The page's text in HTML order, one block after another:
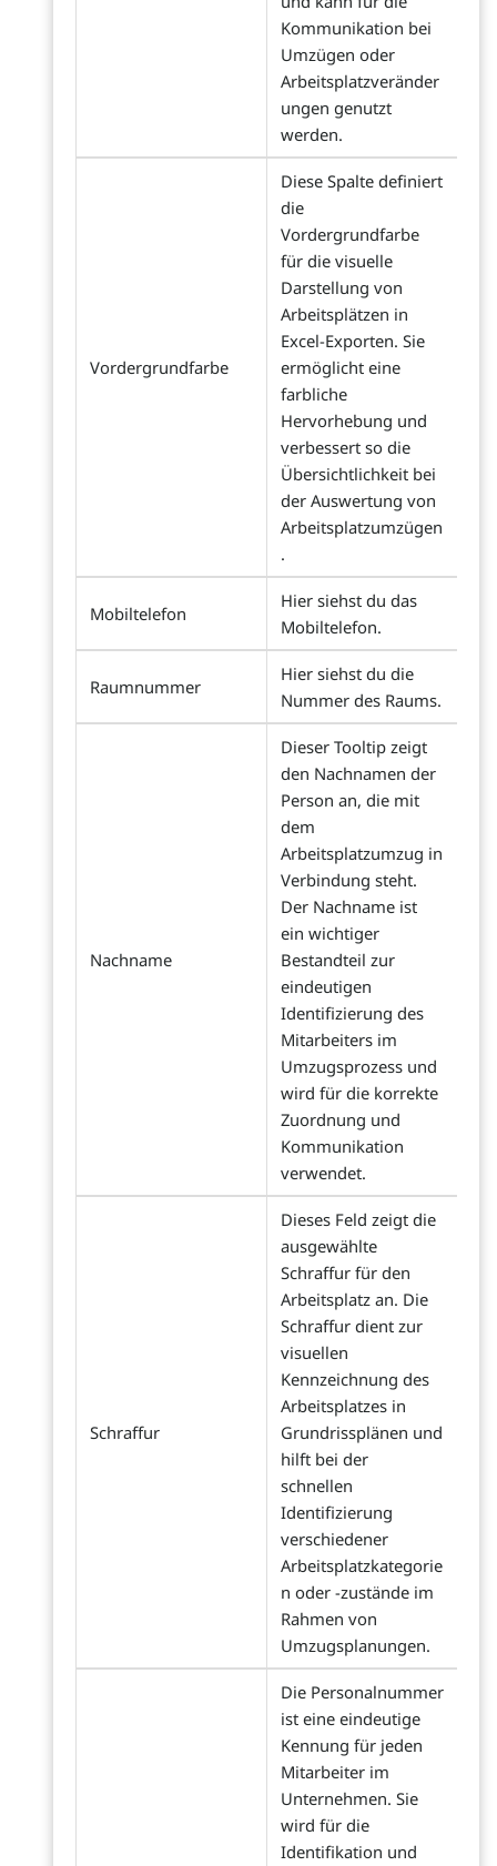
Kommunikation bei
Umzügen oder
Arbeitsplatzveränder
ungen genutzt
werden.
Vordergrundfarbe
Diese Spalte definiert
die
Vordergrundfarbe
für die visuelle
Darstellung von
Arbeitsplätzen in
Excel-Exporten. Sie
ermöglicht eine
farbliche
Hervorhebung und
verbessert so die
Übersichtlichkeit bei
der Auswertung von
Arbeitsplatzumzügen
.
Mobiltelefon
Hier siehst du das
Mobiltelefon.
Raumnummer
Hier siehst du die
Nummer des Raums.
Nachname
Dieser Tooltip zeigt
den Nachnamen der
Person an, die mit
dem
Arbeitsplatzumzug in
Verbindung steht.
Der Nachname ist
ein wichtiger
Bestandteil zur
eindeutigen
Identifizierung des
Mitarbeiters im
Umzugsprozess und
wird für die korrekte
Zuordnung und
Kommunikation
verwendet.
Schraffur
Dieses Feld zeigt die
ausgewählte
Schraffur für den
Arbeitsplatz an. Die
Schraffur dient zur
visuellen
Kennzeichnung des
Arbeitsplatzes in
Grundrissplänen und
hilft bei der
schnellen
Identifizierung
verschiedener
Arbeitsplatzkategorie
n oder -zustände im
Rahmen von
Umzugsplanungen.
Die Personalnummer
ist eine eindeutige
Kennung für jeden
Mitarbeiter im
Unternehmen. Sie
wird für die
Identifikation und